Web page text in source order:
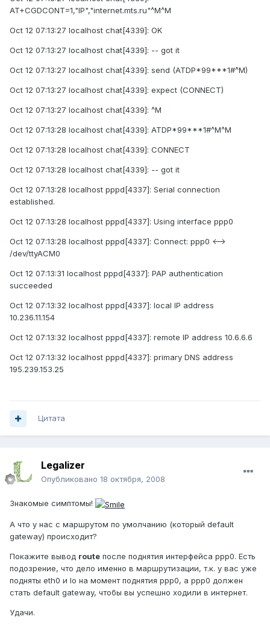
AT+CGDCONT=1,"IP","internet.mts.ru"^M^M
Oct 12 07:13:27 localhost chat[4339]: OK
Oct 12 07:13:27 localhost chat[4339]: -- got it
Oct 12 07:13:27 localhost chat[4339]: send (ATDP*99***1#^M)
Oct 12 07:13:27 localhost chat[4339]: expect (CONNECT)
Oct 12 07:13:27 localhost chat[4339]: ^M
Oct 12 07:13:28 localhost chat[4339]: ATDP*99***1#^M^M
Oct 12 07:13:28 localhost chat[4339]: CONNECT
Oct 12 07:13:28 localhost chat[4339]: -- got it
Oct 12 07:13:28 localhost pppd[4337]: Serial connection
established.
Oct 12 07:13:28 localhost pppd[4337]: Using interface ppp0
Oct 12 07:13:28 localhost pppd[4337]: Connect: ppp0 <-->
/dev/ttyACM0
Oct 12 07:13:31 localhost pppd[4337]: PAP authentication
succeeded
Oct 12 07:13:32 localhost pppd[4337]: local IP address
10.236.11.154
Oct 12 07:13:32 localhost pppd[4337]: remote IP address 10.6.6.6
Oct 12 07:13:32 localhost pppd[4337]: primary DNS address
195.239.153.25
Цитата
Legalizer
Опубликовано 18 октября, 2008
Знакомые симптомы!
А что у нас с маршрутом по умолчанию (который default
gateway) происходит?
Покажите вывод route после поднятия интерфейса ppp0. Есть
подозрение, что дело именно в маршрутизации, т.к. у вас уже
подняты eth0 и lo на момент поднятия ppp0, а ppp0 должен
стать default gateway, чтобы вы успешно ходили в интернет.
Удачи.